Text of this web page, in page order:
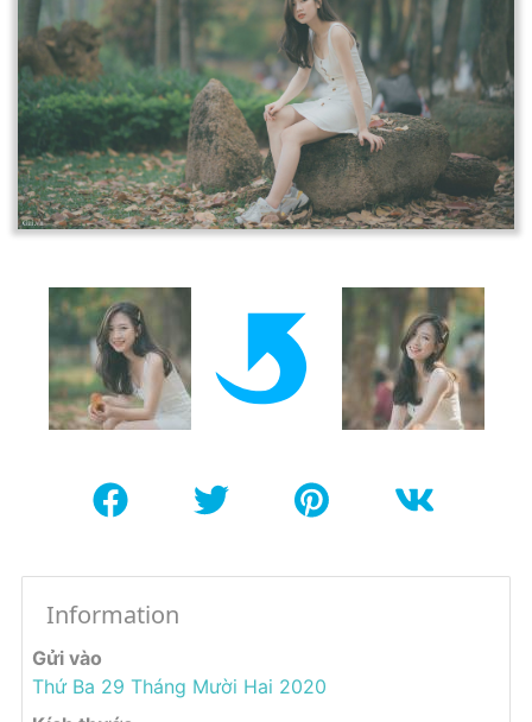
Information
Gửi vào
Thứ Ba 29 Tháng Mười Hai 2020